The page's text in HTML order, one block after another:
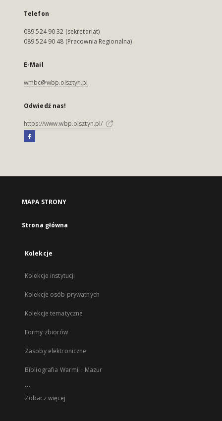
Telefon
089 524 90 32 (sekretariat)
089 524 90 48 (Pracownia Regionalna)
E-Mail
wmbc@wbp.olsztyn.pl
Odwiedź nas!
https://www.wbp.olsztyn.pl/
MAPA STRONY
Strona główna
Kolekcje
Kolekcje instytucji
Kolekcje osób prywatnych
Kolekcje tematyczne
Formy zbiorów
Zasoby elektroniczne
Bibliografia Warmii i Mazur
...
Zobacz więcej